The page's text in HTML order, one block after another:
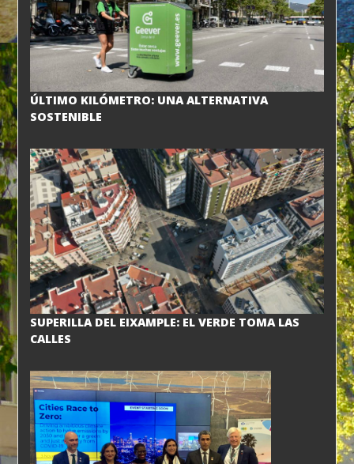
ÚLTIMO KILÓMETRO: UNA ALTERNATIVA
SOSTENIBLE
SUPERILLA DEL EIXAMPLE: EL VERDE TOMA LAS
CALLES